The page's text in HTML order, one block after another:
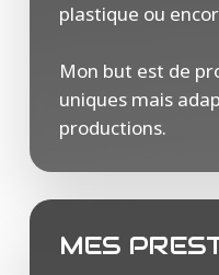
plastique ou
Mon but est de
uniques mais
productions.
MES